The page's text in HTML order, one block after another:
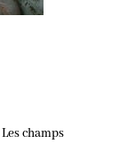
Les champs